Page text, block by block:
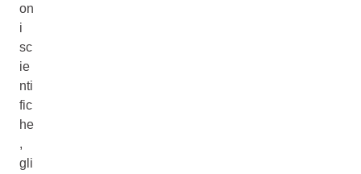
on
i
sc
ie
nti
fic
he
,
gli